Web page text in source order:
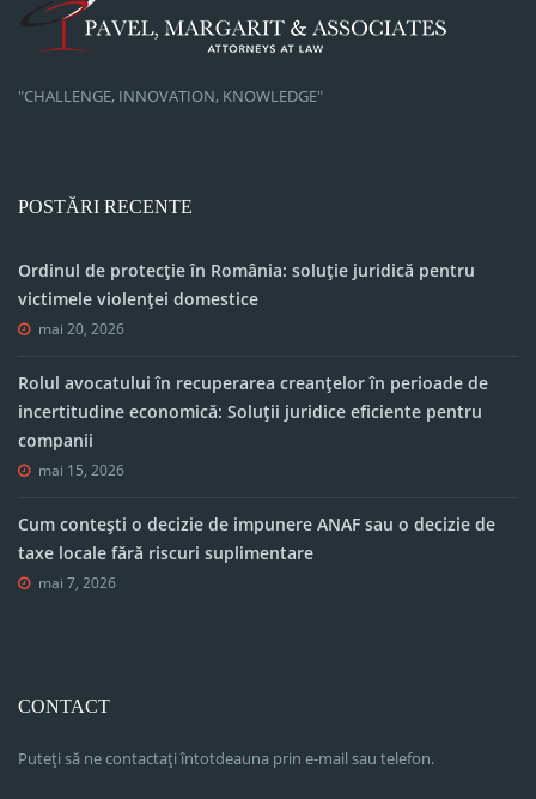
"CHALLENGE, INNOVATION, KNOWLEDGE"
POSTĂRI RECENTE
Ordinul de protecție în România: soluție juridică pentru
victimele violenței domestice
mai 20, 2026
Rolul avocatului în recuperarea creanțelor în perioade de
incertitudine economică: Soluții juridice eficiente pentru
companii
mai 15, 2026
Cum contești o decizie de impunere ANAF sau o decizie de
taxe locale fără riscuri suplimentare
mai 7, 2026
CONTACT
Puteți să ne contactați întotdeauna prin e-mail sau telefon.